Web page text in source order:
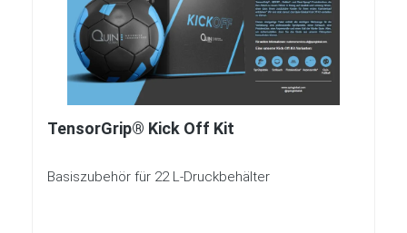
TensorGrip® Kick Off Kit
Basiszubehör für 22 L-Druckbehälter